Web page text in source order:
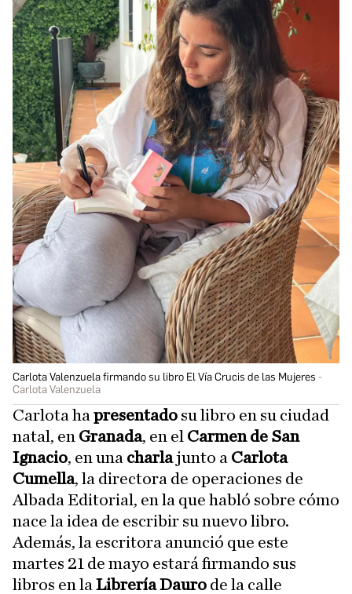
Carlota Valenzuela firmando su libro El Vía Crucis de las Mujeres
Carlota Valenzuela
Carlota ha presentado su libro en su ciudad
natal, en Granada, en el Carmen de San
Ignacio, en una charlajunto a Carlota
Cumella, la directora de operaciones de
Albada Editorial, en la que habló sobre cómo
nace la idea de escribir su nuevo libro.
Además, la escritora anunció que este
martes 21 de mayo estará firmando sus
libros en la Librería Dauro de la calle